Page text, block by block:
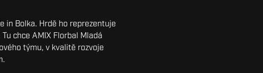
in Bolka. Hrdě ho reprezentuje
chce AMIX Florbal Mladá
týmu, v kvalitě rozvoje